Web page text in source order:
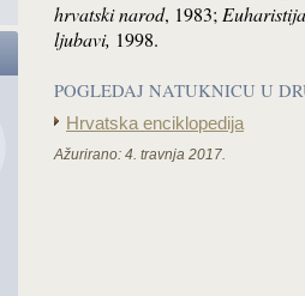
hrvatski narod, 1983;
ljubavi, 1998.
POGLEDAJ NATUKNICU U
Hrvatska enciklopedija
Ažurirano: 4. travnja 2017.